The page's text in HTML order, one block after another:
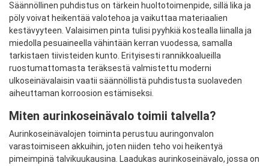
Säännöllinen puhdistus on tärkein huoltotoimenpide, sillä lika ja
pöly voivat heikentää valotehoa ja vaikuttaa materiaalien
kestävyyteen. Valaisimen pinta tulisi pyyhkiä kostealla liinalla ja
miedolla pesuaineella vähintään kerran vuodessa, samalla
tarkistaen tiivisteiden kunto. Erityisesti rannikkoalueilla
ruostumattomasta teräksestä valmistettu moderni
ulkoseinävalaisin vaatii säännöllistä puhdistusta suolaveden
aiheuttaman korroosion estämiseksi.
Miten aurinkoseinävalo toimii talvella?
Aurinkoseinävalojen toiminta perustuu auringonvalon
varastoimiseen akkuihin, joten niiden teho voi heikentyä
pimeimpinä talvikuukausina. Laadukas aurinkoseinävalo, jossa on